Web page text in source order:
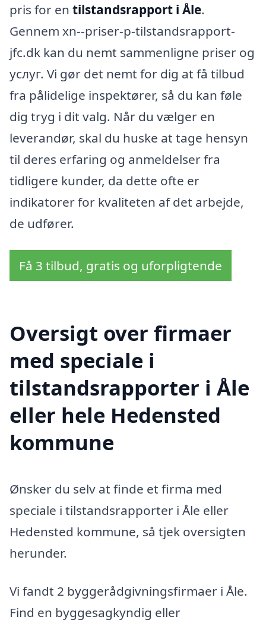
pris for en tilstandsrapport i Åle.
Gennem xn--priser-p-tilstandsrapport-
jfc.dk kan du nemt sammenligne priser og
услуг. Vi gør det nemt for dig at få tilbud
fra pålidelige inspektører, så du kan føle
dig tryg i dit valg. Når du vælger en
leverandør, skal du huske at tage hensyn
til deres erfaring og anmeldelser fra
tidligere kunder, da dette ofte er
indikatorer for kvaliteten af det arbejde,
de udfører.
Få 3 tilbud, gratis og uforpligtende
Oversigt over firmaer
med speciale i
tilstandsrapporter i Åle
eller hele Hedensted
kommune
Ønsker du selv at finde et firma med
speciale i tilstandsrapporter i Åle eller
Hedensted kommune, så tjek oversigten
herunder.
Vi fandt 2 byggerådgivningsfirmaer i Åle.
Find en byggesagkyndig eller